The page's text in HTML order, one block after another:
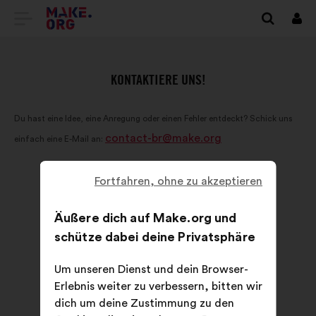
ZUR
STARTSEITE
KONTAKTIERE UNS!
Du hast eine Idee, eine Anregung oder einen Fehler entdeckt? Schick uns
einfach eine E-Mail an: contact-br@make.org
Fortfahren, ohne zu akzeptieren
Äußere dich auf Make.org und
schütze dabei deine Privatsphäre
Um unseren Dienst und dein Browser-
Erlebnis weiter zu verbessern, bitten wir
dich um deine Zustimmung zu den